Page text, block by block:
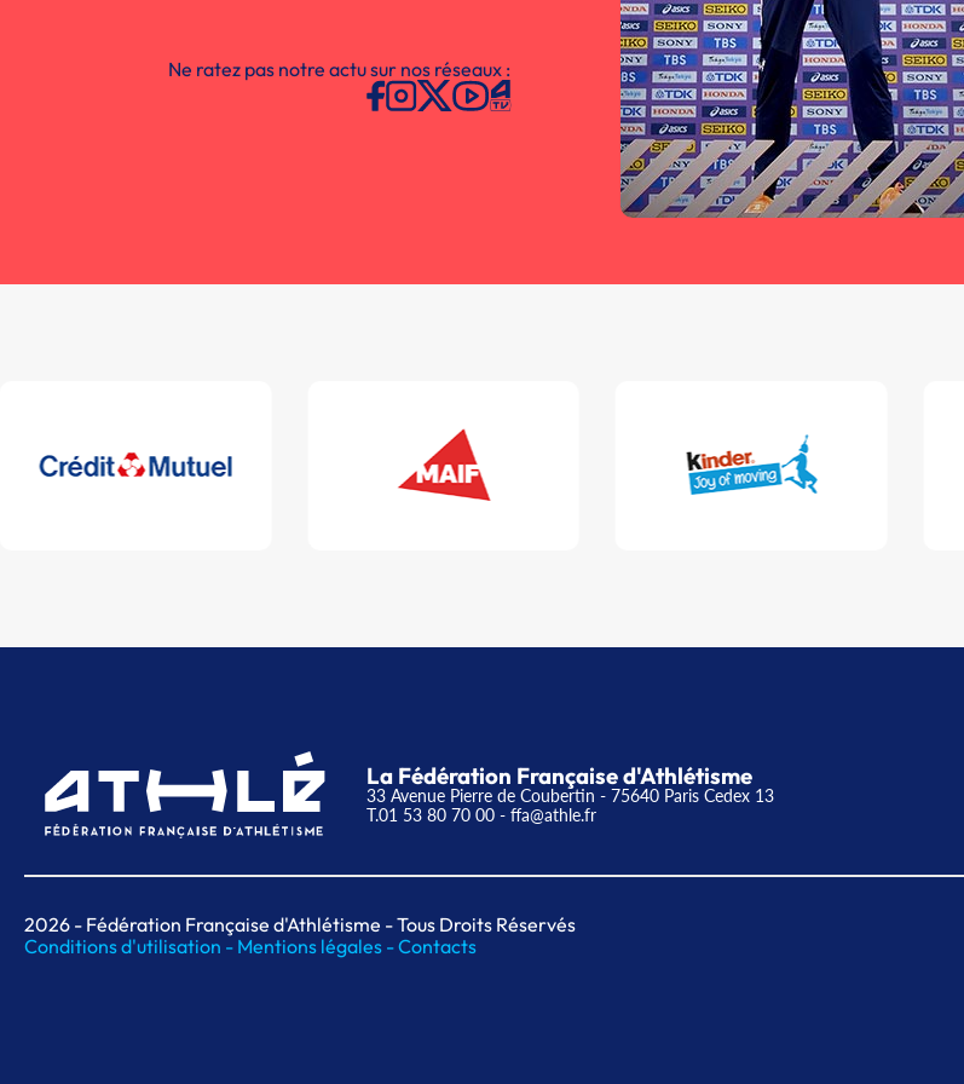
Ne ratez pas notre actu sur nos réseaux :
La Fédération Française d'Athlétisme
33 Avenue Pierre de Coubertin - 75640 Paris Cedex 13
T.01 53 80 70 00 - ffa@athle.fr
2026 - Fédération Française d'Athlétisme - Tous Droits Réservés
Conditions d'utilisation - Mentions légales -Contacts